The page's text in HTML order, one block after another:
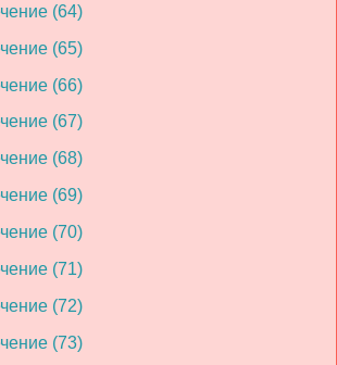
(64)
(65)
(66)
(67)
(68)
(69)
(70)
(71)
(72)
(73)